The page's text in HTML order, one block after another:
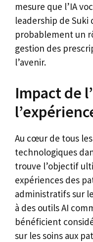
mesure que l’IA
leadership de Suki
probablement un
gestion des
l’avenir.
Impact de
Au cœur de tous
technologiques
trouve l’objectif
expériences des
administratifs sur
à des outils AI
bénéficient
sur les soins aux